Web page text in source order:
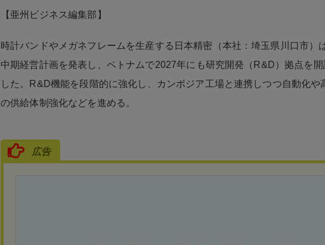
【亜州ビジネス編集部】
時計バンドやメガネフレームを生産する日本精密（本社：埼玉県川口市）
中期経営計画を発表し、ベトナムで2027年にも研究開発（R&D）拠点を
した。R&D機能を段階的に強化し、カンボジア工場と連携しつつ自動化や
の供給体制強化などを進める。
広告